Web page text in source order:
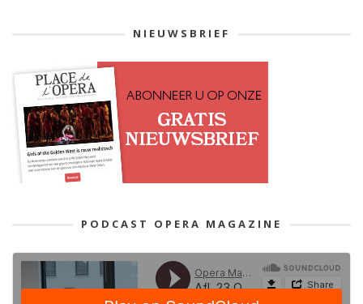
NIEUWSBRIEF
PODCAST OPERA MAGAZINE